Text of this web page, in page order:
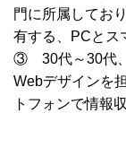
門に所属してお
有する、PCとス
③ 30代～30代、
Webデザインを
トフォンで情報